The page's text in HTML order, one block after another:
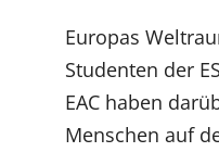
Europas
Studenten der
EAC haben
Menschen auf